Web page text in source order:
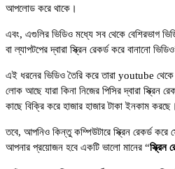
আপলোড করে থাকে।
এবং, এগুলির ভিডিও মধ্যে সব থেকে বেশিরভাগ
বা ল্যাপটপের দ্বারা স্ক্রিন রেকর্ড করে বানানো
এই ধরনের ভিডিও তৈরি করে তারা youtube
লোক আছে যারা কিনা নিজের পিসির দ্বারা স্ক্রিন
কাছে বিক্রি করে হাজার হাজার টাকা ইনকাম করছে।
তবে, আপনিও কিন্তু কম্পিউটারে স্ক্রিন রেকর্ড
আপনার প্রয়োজন হবে একটি ভালো মানের “স্ক্রিন